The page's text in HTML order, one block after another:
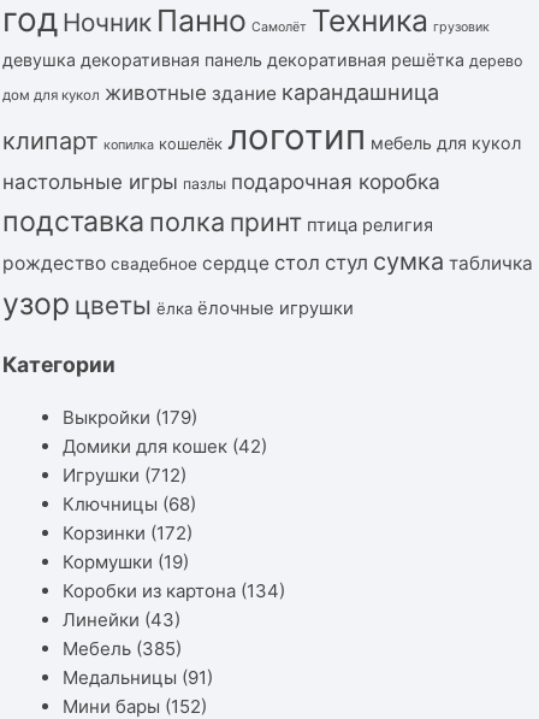
год Ночник Панно Самолёт Техника грузовик
девушка декоративная панель декоративная решётка дерево
дом для кукол животные здание карандашница
клипарт копилка кошелёк логотип мебель для кукол
настольные игры пазлы подарочная коробка
подставка полка принт птица религия
рождество свадебное сердце стол стул сумка табличка
узор цветы ёлка ёлочные игрушки
Категории
Выкройки (179)
Домики для кошек (42)
Игрушки (712)
Ключницы (68)
Корзинки (172)
Кормушки (19)
Коробки из картона (134)
Линейки (43)
Мебель (385)
Медальницы (91)
Мини бары (152)